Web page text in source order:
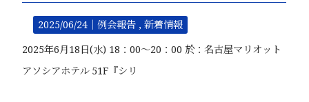
2025/06/24｜ 例会報告 新着情報
2025年6月18日(水) 18：00～20：00 於：名古屋マリオット
アソシアホテル 51F『シリ